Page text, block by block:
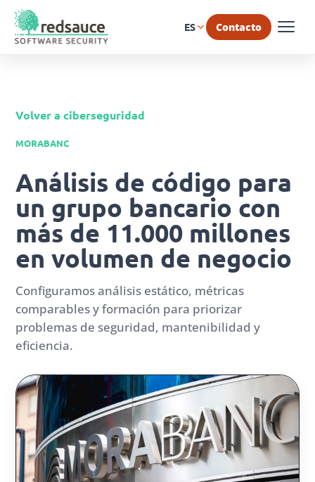
ES Contacto
Volver a ciberseguridad
MORABANC
Análisis de código para
un grupo bancario con
más de 11.000 millones
en volumen de negocio
Configuramos análisis estático, métricas
comparables y formación para priorizar
problemas de seguridad, mantenibilidad y
eficiencia.